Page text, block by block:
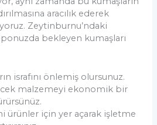
aracılık ederek
Zeytinburnu’ndaki
bekleyen kumaşları
israfını önlemiş olursunuz.
malzemeyi ekonomik bir
ürünler için yer açarak işletme